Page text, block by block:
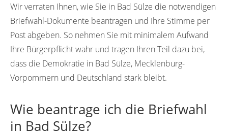
Wir verraten Ihnen, wie Sie in Bad Sülze die notwendigen
Briefwahl-Dokumente beantragen und Ihre Stimme per
Post abgeben. So nehmen Sie mit minimalem Aufwand
Ihre Bürgerpflicht wahr und tragen Ihren Teil dazu bei,
dass die Demokratie in Bad Sülze, Mecklenburg-
Vorpommern und Deutschland stark bleibt.
Wie beantrage ich die Briefwahl
in Bad Sülze?